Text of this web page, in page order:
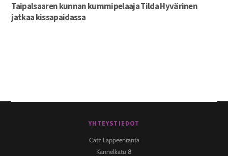
Taipalsaaren kunnan kummipelaaja Tilda Hyvärinen
jatkaa kissapaidassa
YHTEYSTIEDOT
Catz Lappeenranta
Kannelkatu 8